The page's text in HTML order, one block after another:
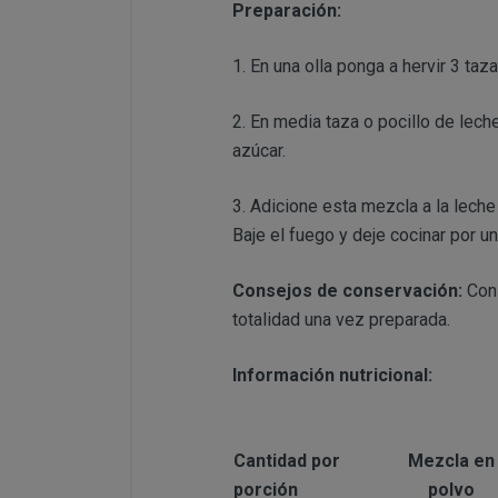
Preparación:
1. En una olla ponga a hervir 3
2. En media taza o pocillo de
azúcar.
3. Adicione esta mezcla a la
Baje el fuego y deje cocinar por
Consejos de conservación:
totalidad una vez preparada.
Información nutricional:
Cantidad por
porción
Mezcla en
polvo
Difundir
Introducir en la
lógicos de
al sitio web y a
los cuales
nuevos
productos
cuales le
Usuario
PRODUCTOS